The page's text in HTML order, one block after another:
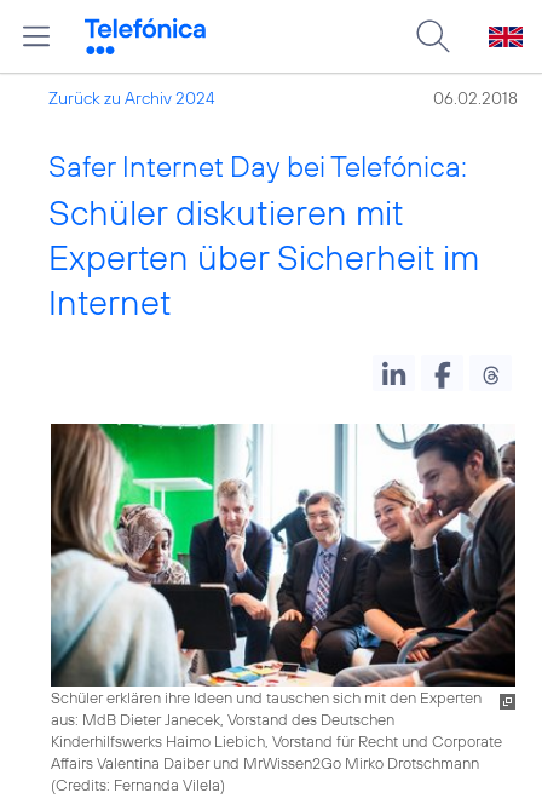
Zurück zu Archiv 2024 06.02.2018
Safer Internet Day bei Telefónica:
Schüler diskutieren mit
Experten über Sicherheit im
Internet
Schüler erklären ihre Ideen und tauschen sich mit den Experten
aus: MdB Dieter Janecek, Vorstand des Deutschen
Kinderhilfswerks Haimo Liebich, Vorstand für Recht und Corporate
Affairs Valentina Daiber und MrWissen2Go Mirko Drotschmann
(Credits: Fernanda Vilela)